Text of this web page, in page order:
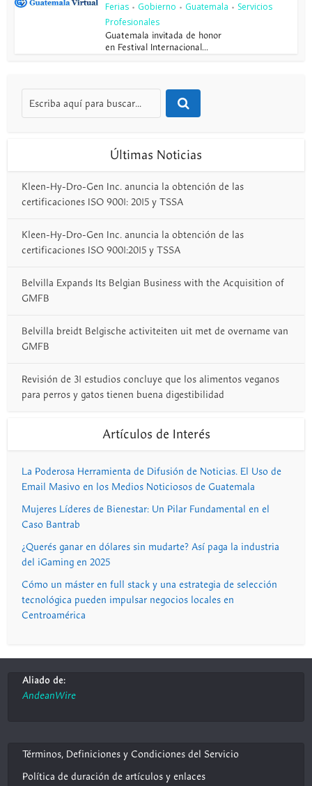
Ferias • Gobierno • Guatemala • Servicios
Profesionales
Guatemala invitada de honor
en Festival Internacional...
Últimas Noticias
Kleen-Hy-Dro-Gen Inc. anuncia la obtención de las
certificaciones ISO 9001: 2015 y TSSA
Kleen-Hy-Dro-Gen Inc. anuncia la obtención de las
certificaciones ISO 9001:2015 y TSSA
Belvilla Expands Its Belgian Business with the Acquisition of
GMFB
Belvilla breidt Belgische activiteiten uit met de overname van
GMFB
Revisión de 31 estudios concluye que los alimentos veganos
para perros y gatos tienen buena digestibilidad
Artículos de Interés
La Poderosa Herramienta de Difusión de Noticias. El Uso de
Email Masivo en los Medios Noticiosos de Guatemala
Mujeres Líderes de Bienestar: Un Pilar Fundamental en el
Caso Bantrab
¿Querés ganar en dólares sin mudarte? Así paga la industria
del iGaming en 2025
Cómo un máster en full stack y una estrategia de selección
tecnológica pueden impulsar negocios locales en
Centroamérica
Aliado de:
AndeanWire
Términos, Definiciones y Condiciones del Servicio
Política de duración de artículos y enlaces